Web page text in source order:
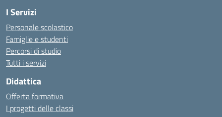
I Servizi
Personale scolastico
Famiglie e studenti
Percorsi di studio
Tutti i servizi
Didattica
Offerta formativa
I progetti delle classi